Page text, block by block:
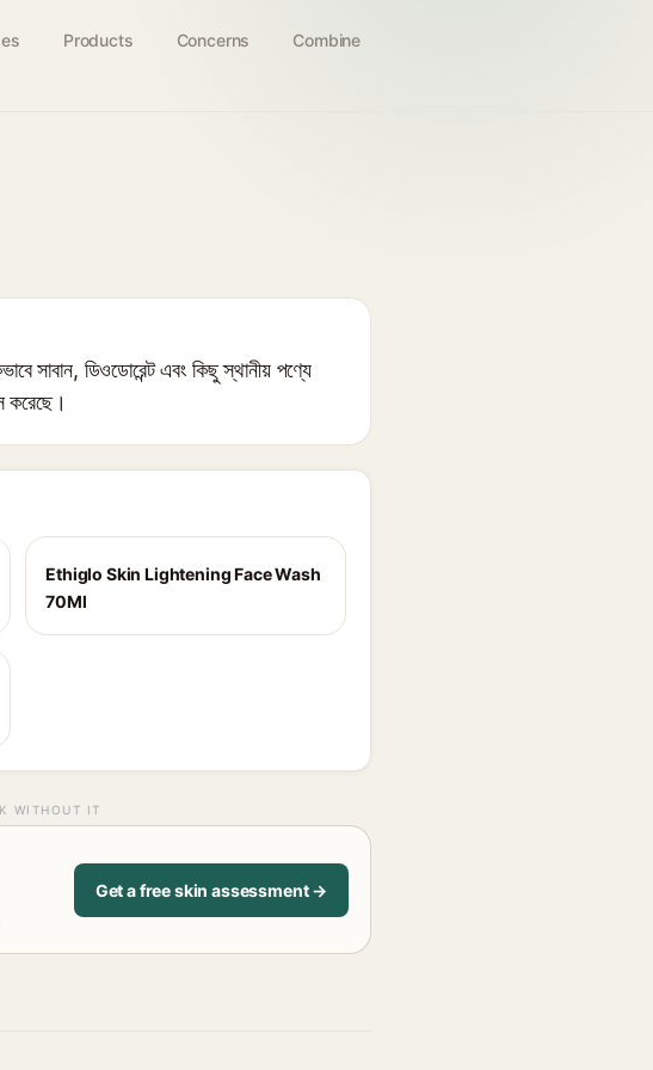
Products Concerns Combine
সাবান, ডিওডোরেন্ট এবং কিছু স্থানীয় পণ্যে
করেছে।
Ethiglo Skin Lightening Face Wash
70Ml
WITHOUT IT
Get a free skin assessment →